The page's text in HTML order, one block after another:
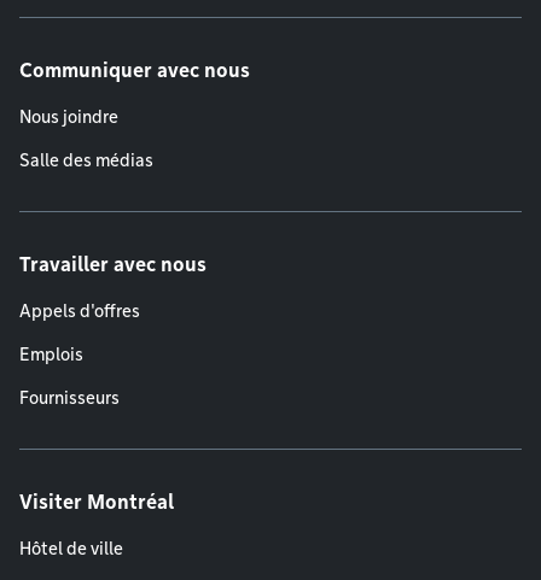
Communiquer avec nous
Nous joindre
Salle des médias
Travailler avec nous
Appels d'offres
Emplois
Fournisseurs
Visiter Montréal
Hôtel de ville